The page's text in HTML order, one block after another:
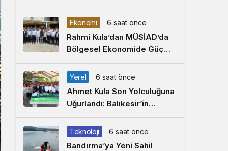
Ekonomi 6 saat önce
Rahmi Kula’dan MÜSİAD’da
Bölgesel Ekonomide Güç
Birliği Çağrısı
Yerel 6 saat önce
Ahmet Kula Son Yolculuğuna
Uğurlandı: Balıkesir’in
Duayen Sanayicisi
Defnedildi
Teknoloji 6 saat önce
Bandırma’ya Yeni Sahil